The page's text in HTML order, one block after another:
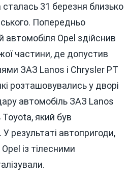
31 березня близько
Попередньо
автомобіля Opel здійснив
частини, де допустив
ЗАЗ Lanos і Chrysler PT
розташовувались у дворі
автомобіль ЗАЗ Lanos
який був
результаті автопригоди,
із тілесними